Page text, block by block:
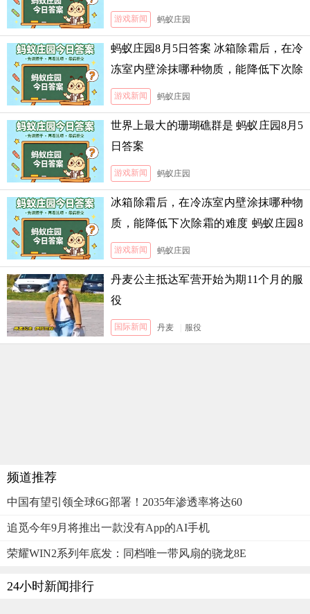
游戏新闻 蚂蚁庄园
蚂蚁庄园8月5日答案 冰箱除霜后，在冷
冻室内壁涂抹哪种物质，能降低下次除
霜的难度
游戏新闻 蚂蚁庄园
世界上最大的珊瑚礁群是 蚂蚁庄园8月5
日答案
游戏新闻 蚂蚁庄园
冰箱除霜后，在冷冻室内壁涂抹哪种物
质，能降低下次除霜的难度 蚂蚁庄园8
月5日答案
游戏新闻 蚂蚁庄园
丹麦公主抵达军营开始为期11个月的服
役
国际新闻 丹麦 服役
频道推荐
中国有望引领全球6G部署！2035年渗透率将达60
追觅今年9月将推出一款没有App的AI手机
荣耀WIN2系列年底发：同档唯一带风扇的骁龙8E
24小时新闻排行